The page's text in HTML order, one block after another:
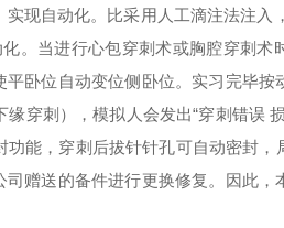
现自动化。比采用人工滴注法注入
。当进行心包穿刺术或胸腔穿刺术
卧位自动变位侧卧位。实习完毕按
穿刺），模拟人会发出“穿刺错误
能，穿刺后拔针针孔可自动密封，
赠送的备件进行更换修复。因此，